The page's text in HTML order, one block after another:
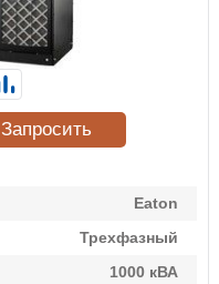
Eaton
Трехфазный
1000 кВА
Запросить